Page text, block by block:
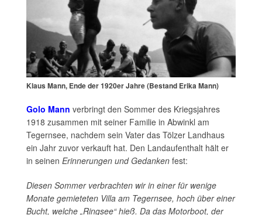
Klaus Mann, Ende der 1920er Jahre (Bestand Erika Mann)
Golo Mann verbringt den Sommer des Kriegsjahres
1918 zusammen mit seiner Familie in Abwinkl am
Tegernsee, nachdem sein Vater das Tölzer Landhaus
ein Jahr zuvor verkauft hat. Den Landaufenthalt hält er
in seinen Erinnerungen und Gedanken fest:
Diesen Sommer verbrachten wir in einer für wenige
Monate gemieteten Villa am Tegernsee, hoch über einer
Bucht, welche „Ringsee“ hieß. Da das Motorboot, der